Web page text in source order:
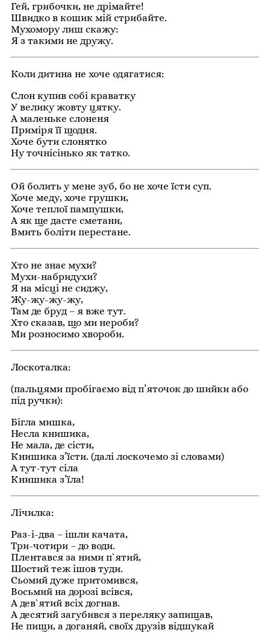
Гей, грибочки, не дрімайте!
Швидко в кошик мій стрибайте.
Мухомору лиш скажу:
Я з такими не дружу.
Коли дитина не хоче одягатися:
Слон купив собі краватку
У велику жовту цятку.
А маленьке слоненя
Приміря її щодня.
Хоче бути слонятко
Ну точнісінько як татко.
Ой болить у мене зуб, бо не хоче їсти суп.
Хоче меду, хоче грушки,
Хоче теплої пампушки,
А як ще дасте сметани,
Вмить боліти перестане.
Хто не знає мухи?
Мухи-набридухи?
Я на місці не сиджу,
Жу-жу-жу-жу,
Там де бруд – я вже тут.
Хто сказав, що ми нероби?
Ми розносимо хвороби.
Лоскоталка:
(пальцями пробігаємо від п’яточок до шийки або
під ручки):
Бігла мишка,
Несла книшика,
Не мала, де сісти,
Книшика з’їсти. (далі лоскочемо зі словами)
А тут-тут сіла
Книшика з’їла!
Лічилка:
Раз-і-два – ішли качата,
Три-чотири – до води.
Плентався за ними п`ятий,
Шостий теж ішов туди.
Сьомий дуже притомився,
Восьмий на дорозі всівся,
А дев`ятий всіх догнав.
А десятий загубився з переляку запищав,
Не пищи, а доганяй, своїх друзів відшукай